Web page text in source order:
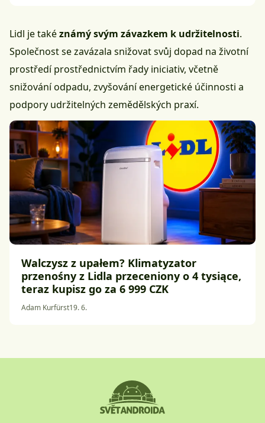
Lidl je takéznámý svým závazkem k udržitelnosti.
Společnost se zavázala snižovat svůj dopad na životní
prostředí prostřednictvím řady iniciativ, včetně
snižování odpadu, zvyšování energetické účinnosti a
podpory udržitelných zemědělských praxí.
Walczysz z upałem? Klimatyzator
przenośny z Lidla przeceniony o 4 tysiące,
teraz kupisz go za 6 999 CZK
Adam Kurfürst19. 6.